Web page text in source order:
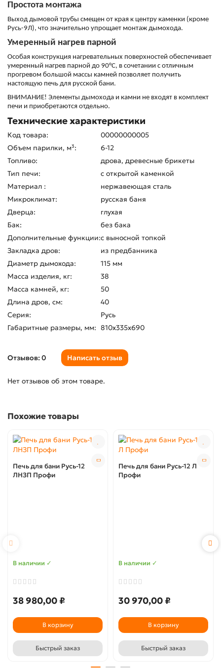
Простота монтажа
Выход дымовой трубы смещен от края к центру каменки (кроме
Русь-9Л), что значительно упрощает монтаж дымохода.
Умеренный нагрев парной
Особая конструкция нагревательных поверхностей обеспечивает
умеренный нагрев парной до 90°С, в сочетании с отличным
прогревом большой массы камней позволяет получить
настоящую печь для русской бани.
ВНИМАНИЕ! Элементы дымохода и камни не входят в комплект
печи и приобретаются отдельно.
Технические характеристики
Код товара:
00000000005
Объем парилки, м³:
6-12
Топливо:
дрова, древесные брикеты
Тип печи:
с открытой каменкой
Материал :
нержавеющая сталь
Микроклимат:
русская баня
Дверца:
глухая
Бак:
без бака
Дополнительные функции:с выносной топкой
Закладка дров:
из предбанника
Диаметр дымохода:
115 мм
Масса изделия, кг:
38
Масса камней, кг:
50
Длина дров, см:
40
Серия:
Русь
Габаритные размеры, мм: 810x335x690
Отзывов: 0 Написать отзыв
Нет отзывов об этом товаре.
Похожие товары
Печь для бани Русь-12
ЛНЗП Профи
В наличии ✓
38 980,00 ₽
В корзину
Быстрый заказ
Печь для бани Русь-12 Л
Профи
В наличии ✓
30 970,00 ₽
В корзину
Быстрый заказ